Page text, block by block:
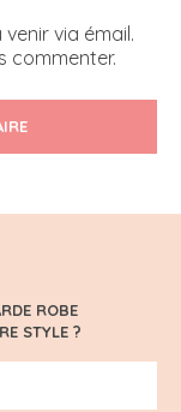
via émail.
commenter.
ROBE
STYLE ?